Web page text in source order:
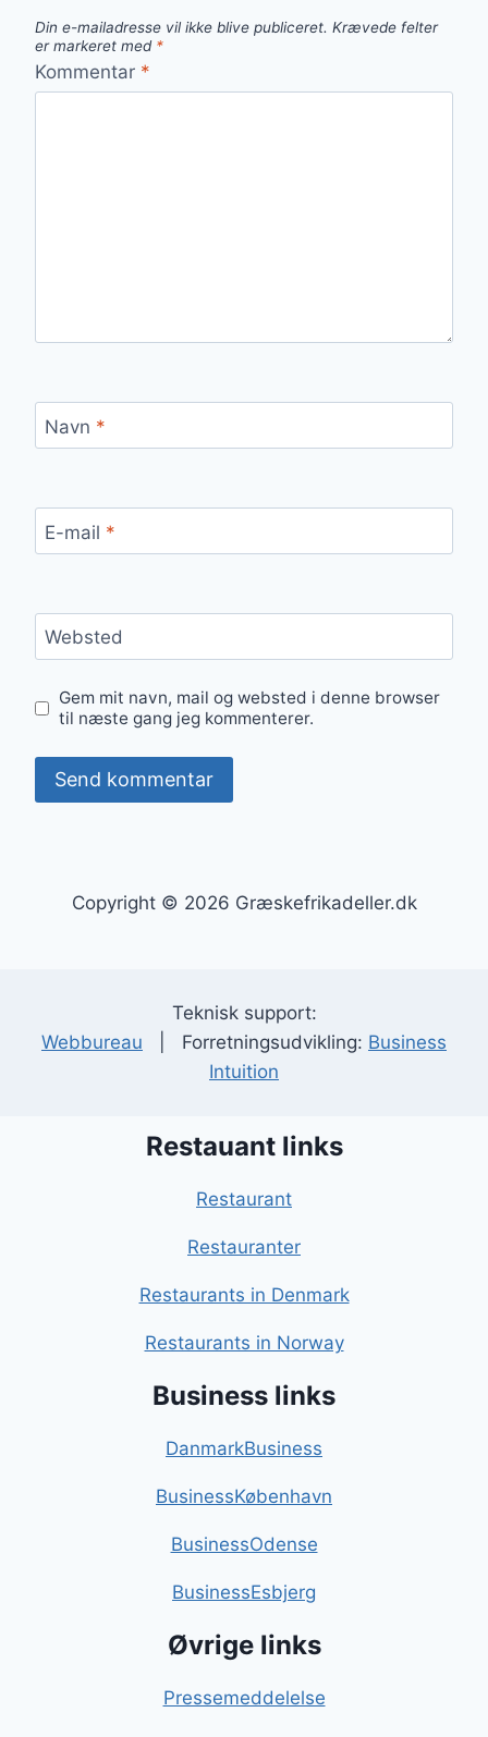
Din e-mailadresse vil ikke blive publiceret. Krævede felter
er markeret med *
Kommentar *
Navn *
E-mail *
Websted
Gem mit navn, mail og websted i denne browser
til næste gang jeg kommenterer.
Copyright © 2026 Græskefrikadeller.dk
Teknisk support:
Webbureau | Forretningsudvikling: Business
Intuition
Restauant links
Restaurant
Restauranter
Restaurants in Denmark
Restaurants in Norway
Business links
DanmarkBusiness
BusinessKøbenhavn
BusinessOdense
BusinessEsbjerg
Øvrige links
Pressemeddelelse